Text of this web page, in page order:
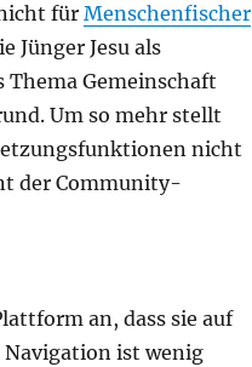
fürMenschenfischer
Jünger Jesu als
Thema Gemeinschaft
Um so mehr stellt
nicht
der Community-
an, dass sie auf
ist wenig